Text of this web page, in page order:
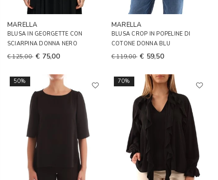
MARELLA
BLUSA IN GEORGETTE CON
SCIARPINA DONNA NERO
€ 125,00 € 75,00
MARELLA
BLUSA CROP IN POPELINE DI
COTONE DONNA BLU
€ 119,00 € 59,50
50% 70%